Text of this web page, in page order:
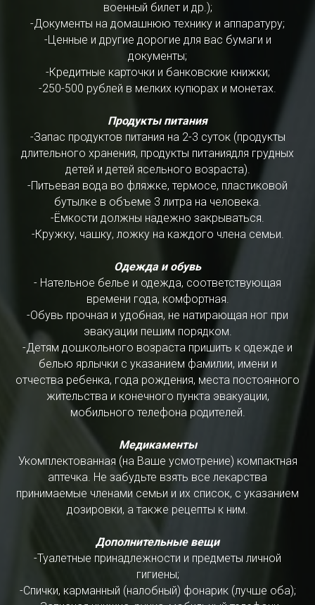
военный билет и др.);
-Документы на домашнюю технику и аппаратуру;
-Ценные и другие дорогие для вас бумаги и
документы;
-Кредитные карточки и банковские книжки;
-250-500 рублей в мелких купюрах и монетах.
Продукты питания
-Запас продуктов питания на 2-3 суток (продукты
длительного хранения, продукты питаниядля грудных
детей и детей ясельного возраста).
-Питьевая вода во фляжке, термосе, пластиковой
бутылке в объеме 3 литра на человека.
-Ёмкости должны надежно закрываться.
-Кружку, чашку, ложку на каждого члена семьи.
Одежда и обувь
- Нательное белье и одежда, соответствующая
времени года, комфортная.
-Обувь прочная и удобная, не натирающая ног при
эвакуации пешим порядком.
-Детям дошкольного возраста пришить к одежде и
белью ярлычки с указанием фамилии, имени и
отчества ребенка, года рождения, места постоянного
жительства и конечного пункта эвакуации,
мобильного телефона родителей.
Медикаменты
Укомплектованная (на Ваше усмотрение) компакт­ная
аптечка. Не забудьте взять все лекарства
принимаемые членами семьи и их список, с указанием
дозировки, а также рецепты к ним.
Дополнительные вещи
-Туалетные принадлежности и предметы личной
гигиены;
-Спички, карманный (налобный) фонарик (лучше оба);